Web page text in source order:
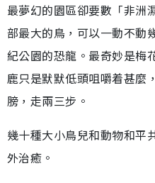
最夢幻的園區卻要數「非洲
部最大的鳥，可以一動不動
紀公園的恐龍。最奇妙是梅
鹿只是默默低頭咀嚼着甚麼
膀，走兩三步。
幾十種大小鳥兒和動物和平
外治癒。